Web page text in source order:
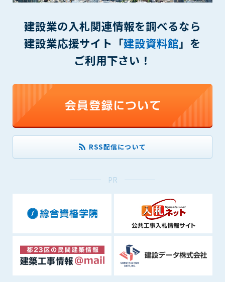
建設業の入札関連情報を調べるなら
建設業応援サイト「建設資料館」を
ご利用下さい！
RSS配信について
PR
(2) 第三者または管理者の財産、プライバシー等を侵害する行
(3) 第三者または管理者を誹謗中傷する行為
(4) 有害なコンピュータプログラム等を送信又は書き込む行為
(5) 第三者に不利益を与える行為
(6) 管理者が承認していない営利を目的とした行為
(8) 犯罪的行為に結びつく行為
(9) その他、法律に反する行為
(10) 建設資料館から知り得た情報及びダウンロードした情報
を、営利を目的として第三者に転売し、または転売のため
恐れのあるものは、会員の承諾なく削除できるものとします。
(2) 建設資料館の運営および保守管理上、必要と判断した場合
(3) 広告掲載料金の支払が遅延した場合
(4) その他、管理者が不適当と判断した場合
第8条（サービスの変更・中止等）
管理者は、会員の承諾なく、本サービス内容の変更(新規追加、